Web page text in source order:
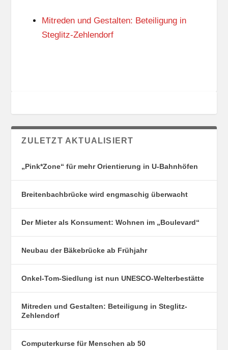
S
O
N
Mitreden und Gestalten: Beteiligung in
Steglitz-Zehlendorf
ZULETZT AKTUALISIERT
„Pink*Zone“ für mehr Orientierung in U-Bahnhöfen
Breitenbachbrücke wird engmaschig überwacht
Der Mieter als Konsument: Wohnen im „Boulevard“
Neubau der Bäkebrücke ab Frühjahr
Onkel-Tom-Siedlung ist nun UNESCO-Welterbestätte
Mitreden und Gestalten: Beteiligung in Steglitz-
Zehlendorf
Computerkurse für Menschen ab 50